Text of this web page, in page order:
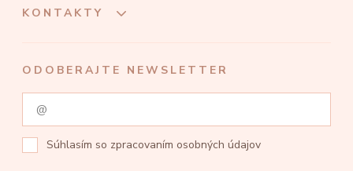
KONTAKTY
ODOBERAJTE NEWSLETTER
Súhlasím so zpracovaním osobných údajov